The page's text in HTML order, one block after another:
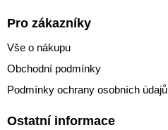
Pro zákazníky
Vše o nákupu
Obchodní podmínky
Podmínky ochrany osobních údajů
Ostatní informace